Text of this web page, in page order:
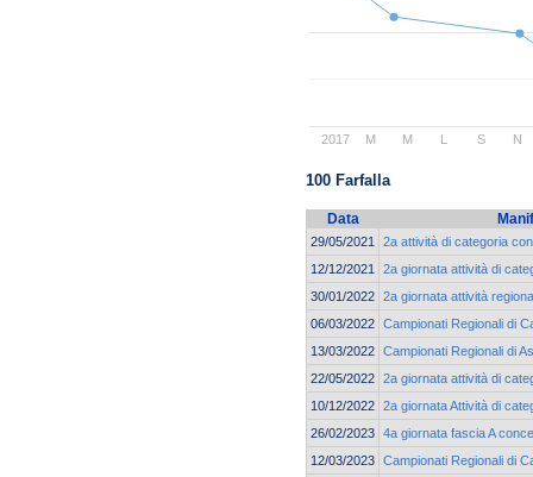
2017 M M S N
100 Farfalla
Data
29/05/2021
2a attività di categoria
12/12/2021
2a giornata attività di
30/01/2022 2a giornata attività
06/03/2022 Campionati Regionali di
13/03/2022 Campionati Regionali di
22/05/2022 2a giornata attività di
10/12/2022 2a giornata Attività di
26/02/2023 4a giornata fascia A
12/03/2023 Campionati Regionali di